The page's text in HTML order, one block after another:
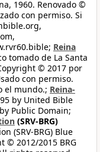
1960. Renovado ©
con permiso. Si
Reina
tomado de La Santa
© 2017 por
con permiso.
el mundo.; Reina-
by United Bible
by Public Domain;
(SRV-BRG)
(SRV-BRG) Blue
© 2012/2015 BRG